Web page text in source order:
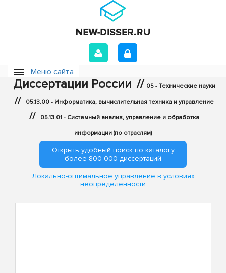
Меню сайта
Диссертации России // 05 - Технические науки
// 05.13.00 - Информатика, вычислительная техника и управление
// 05.13.01 - Системный анализ, управление и обработка
информации (по отраслям)
Открыть удобный поиск по каталогу
более 800 000 диссертаций
Локально-оптимальное управление в условиях
неопределенности